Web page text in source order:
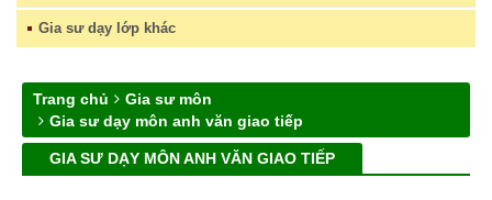
Gia sư dạy lớp khác
Trang chủ
Gia sư môn
Gia sư dạy môn anh văn giao tiếp
GIA SƯ DẠY MÔN ANH VĂN GIAO TIẾP